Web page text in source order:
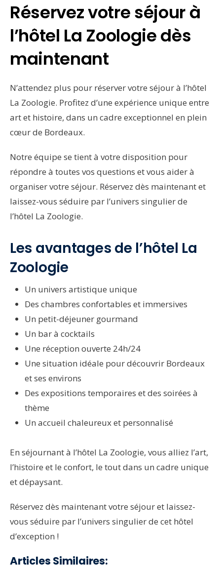
Réservez votre séjour à
l’hôtel La Zoologie dès
maintenant
N’attendez plus pour réserver votre séjour à l’hôtel
La Zoologie. Profitez d’une expérience unique entre
art et histoire, dans un cadre exceptionnel en plein
cœur de Bordeaux.
Notre équipe se tient à votre disposition pour
répondre à toutes vos questions et vous aider à
organiser votre séjour. Réservez dès maintenant et
laissez-vous séduire par l’univers singulier de
l’hôtel La Zoologie.
Les avantages de l’hôtel La
Zoologie
Un univers artistique unique
Des chambres confortables et immersives
Un petit-déjeuner gourmand
Un bar à cocktails
Une réception ouverte 24h/24
Une situation idéale pour découvrir Bordeaux
et ses environs
Des expositions temporaires et des soirées à
thème
Un accueil chaleureux et personnalisé
En séjournant à l’hôtel La Zoologie, vous alliez l’art,
l’histoire et le confort, le tout dans un cadre unique
et dépaysant.
Réservez dès maintenant votre séjour et laissez-
vous séduire par l’univers singulier de cet hôtel
d’exception !
Articles Similaires: